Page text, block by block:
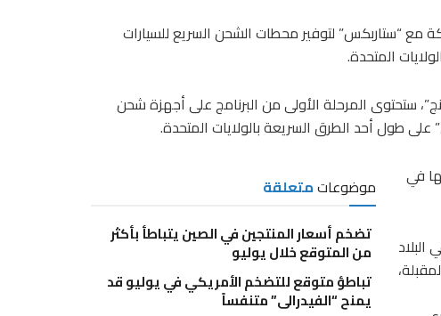
مع “ستاربكس” لتوفير محطات الشحن السريع للسيارات
ستحتوى المرحلة الأولى من البرنامج على أجهزة شحن
موضوعاتمتعلقة
تضخم أسعار المنتجين في الصين يتباطأ بأكثر
من المتوقع خلال يوليو
تباطؤ متوقع للتضخم الأمريكي في يوليو قد
يمنح “الفيدرالي” متنفساً
في